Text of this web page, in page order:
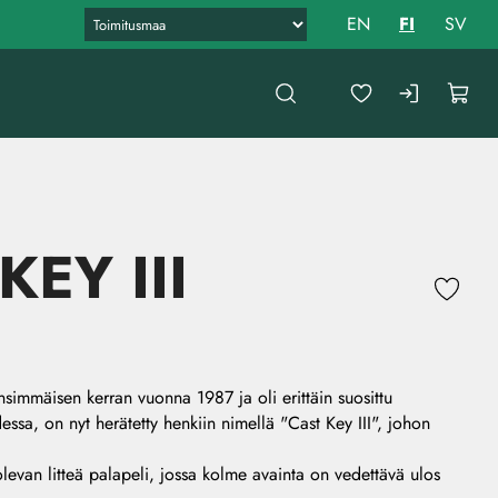
EN FI SV
III
kerran vuonna 1987 ja oli erittäin suosittu
on nyt herätetty henkiin nimellä "Cast Key III", johon
litteä palapeli, jossa kolme avainta on vedettävä ulos